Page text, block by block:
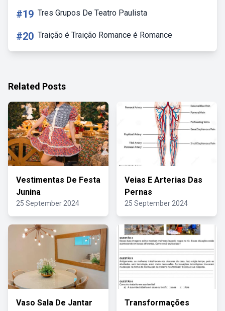
#19 Tres Grupos De Teatro Paulista
#20 Traição é Traição Romance é Romance
Related Posts
Vestimentas De Festa
Junina
25 September 2024
Veias E Arterias Das
Pernas
25 September 2024
Vaso Sala De Jantar
Transformações